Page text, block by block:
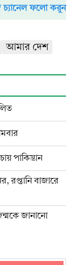
ফলো করুন
আমার দেশ
পাকিস্তান
রপ্তানি বাজারে
জানানো